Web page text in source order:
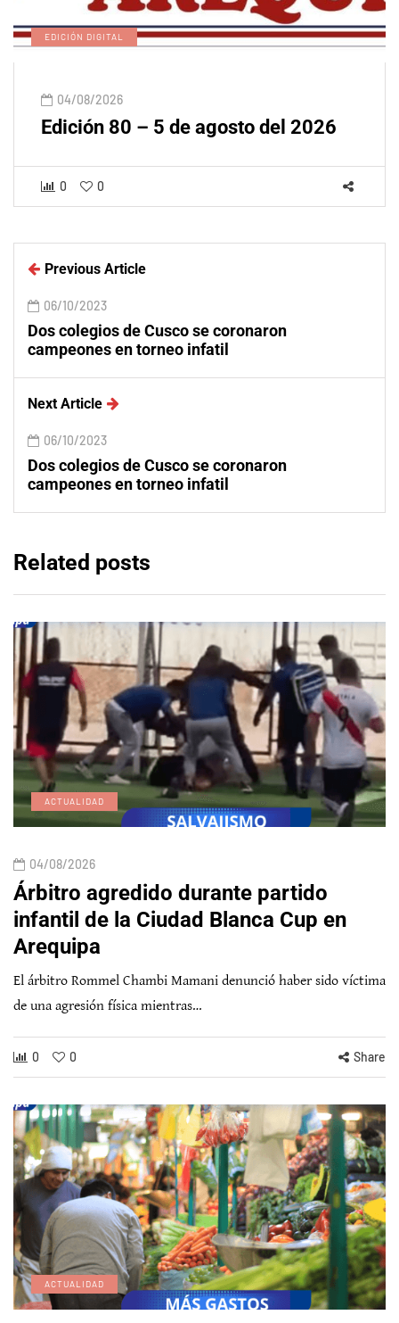
EDICIÓN DIGITAL
04/08/2026
Edición 80 – 5 de agosto del 2026
0 0
Previous Article
06/10/2023
Dos colegios de Cusco se coronaron
campeones en torneo infatil
Next Article
06/10/2023
Dos colegios de Cusco se coronaron
campeones en torneo infatil
Related posts
ACTUALIDAD
04/08/2026
Árbitro agredido durante partido
infantil de la Ciudad Blanca Cup en
Arequipa
El árbitro Rommel Chambi Mamani denunció haber sido víctima
de una agresión física mientras…
0 0 Share
ACTUALIDAD